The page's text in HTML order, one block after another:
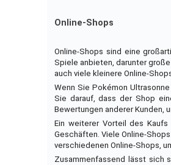
Online-Shops
Online-Shops sind eine
Spiele anbieten, darunter
auch viele kleinere Online-
Wenn Sie Pokémon
Sie darauf, dass der Shop
Bewertungen anderer Kunden,
Ein weiterer Vorteil des
Geschäften. Viele Online-
verschiedenen Online-Shops,
Zusammenfassend lässt sich